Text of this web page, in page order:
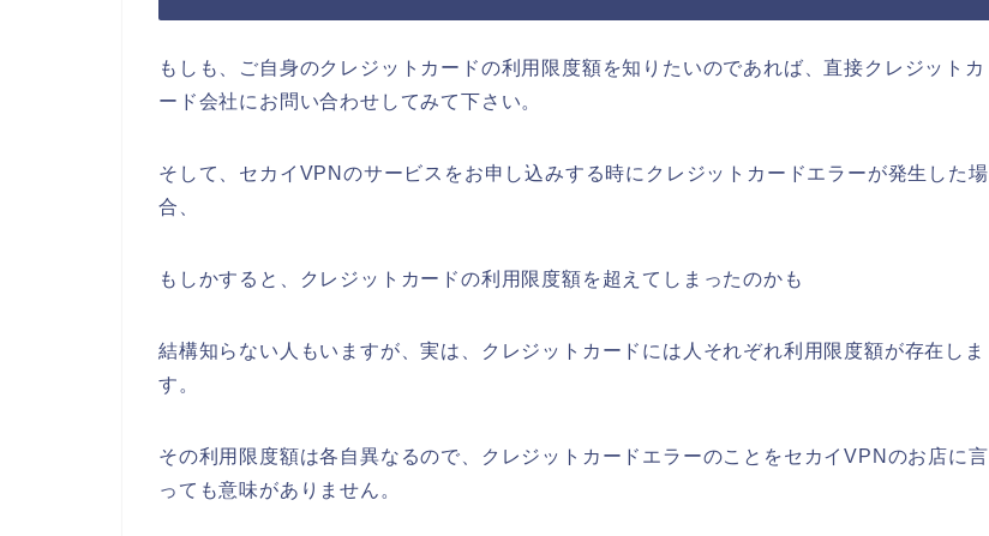
もしも、ご自身のクレジットカードの利用限度額を知りたいのであれば、直接クレジットカ
ード会社にお問い合わせしてみて下さい。
そして、セカイVPNのサービスをお申し込みする時にクレジットカードエラーが発生した場
合、
もしかすると、クレジットカードの利用限度額を超えてしまったのかも
結構知らない人もいますが、実は、クレジットカードには人それぞれ利用限度額が存在しま
す。
その利用限度額は各自異なるので、クレジットカードエラーのことをセカイVPNのお店に言
っても意味がありません。